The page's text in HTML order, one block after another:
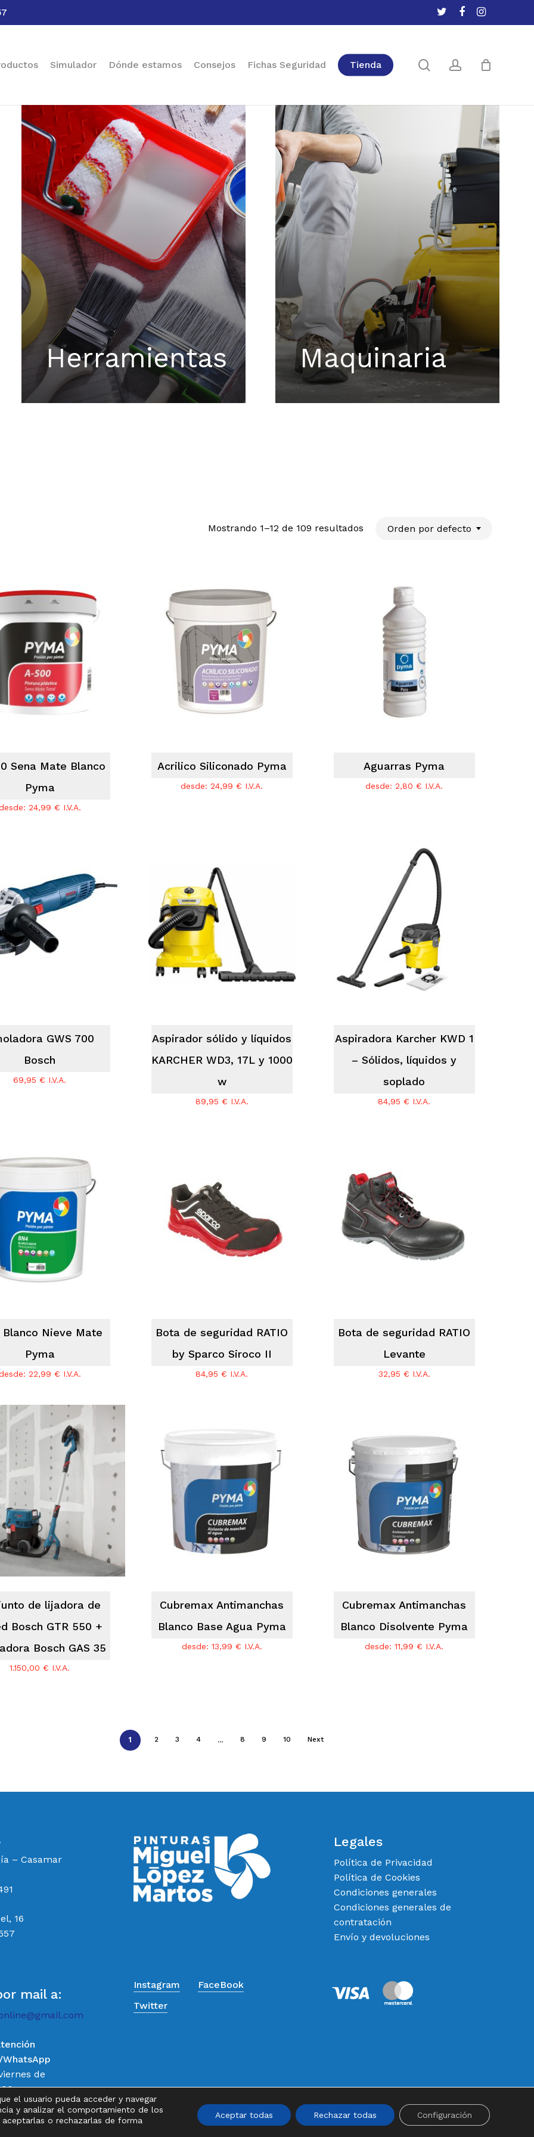
twitterfacebookinstagram
Simulador Dónde estamos Consejos Fichas Seguridad Tienda searchaccount
Cart Close
No hay productos en el carrito.
Go To Shop
Herramientas Maquinaria
Mostrando 1–12 de 109 resultados Orden por defecto
Sena Mate Blanco
Pyma
24,99 € I.V.A.
Acrilico Siliconado Pyma
desde:24,99€ I.V.A.
Aguarras Pyma
desde:2,80€ I.V.A.
GWS 700
Bosch
69,95€ I.V.A.
Aspirador sólido y líquidos
KARCHER WD3, 17L y 1000
w
89,95 € I.V.A.
Aspiradora Karcher KWD 1
– Sólidos, líquidos y
soplado
84,95€ I.V.A.
Blanco Nieve Mate
Pyma
22,99 € I.V.A.
Bota de seguridad RATIO
by Sparco Siroco II
84,95€ I.V.A.
Bota de seguridad RATIO
Levante
32,95 € I.V.A.
de lijadora de
Bosch GTR 550 +
Bosch GAS 35
1.150,00€ I.V.A.
Cubremax Antimanchas
Blanco Base Agua Pyma
desde: 13,99 € I.V.A.
Cubremax Antimanchas
Blanco Disolvente Pyma
desde:11,99€ I.V.A.
1 2 3 4 … 8 9 10 Next
– Casamar
16
mail a:
de
9:00 a
Legales
Política de Privacidad
Política de Cookies
Condiciones generales
Condiciones generales de
contratación
Envío y devoluciones
Instagram
FaceBook
Twitter
el usuario pueda acceder y navegar
y analizar el comportamiento de los
o rechazarlas de forma
Aceptar todas Rechazar todas Configuración